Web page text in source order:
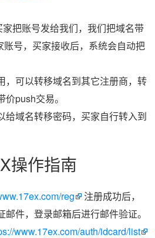
把账号发给我们，我们把域名带
账号，买家接收后，系统会自动把
，可以转移域名到其它注册商，转
push交易。
给域名转移密码，买家自行转入到
操作指南
reg
注册成功后，
件，登录邮箱后进行邮件验证。
www.17ex.com/auth/idcard/list